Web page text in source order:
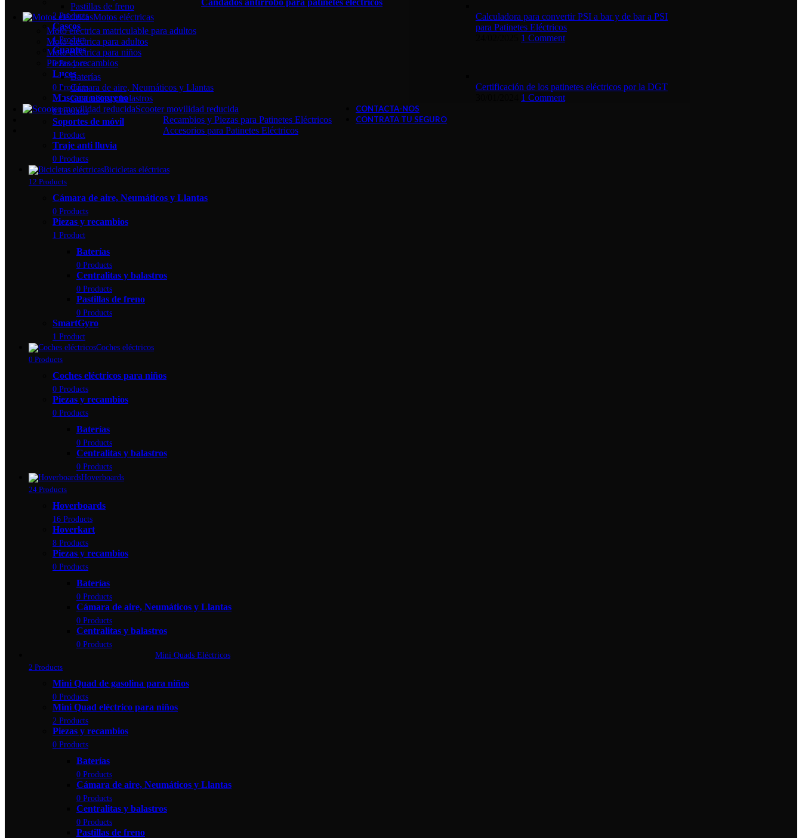
Pastillas de freno
Motos eléctricas
Moto eléctrica matriculable para adultos
Moto eléctrica para adultos
Moto eléctrica para niños
Piezas y recambios
Baterías
Cámara de aire, Neumáticos y Llantas
Centralitas y balastros
Scooter movilidad reducida
Recambios y Piezas para Patinetes Eléctricos
Accesorios para Patinetes Eléctricos
Calculadora para convertir PSI a bar y de bar a PSI
para Patinetes Eléctricos
1 Comment
Certificación de los patinetes eléctricos por la DGT
1 Comment
CONTACTA-NOS
CONTRATA TU SEGURO
2 Products
Cascos
1 Product
Guantes
0 Products
Luces
0 Products
Mascara neopreno
0 Products
Soportes de móvil
1 Product
Traje anti lluvia
0 Products
Bicicletas eléctricas
12 Products
Cámara de aire, Neumáticos y Llantas
0 Products
Piezas y recambios
1 Product
Baterías
0 Products
Centralitas y balastros
0 Products
Pastillas de freno
0 Products
SmartGyro
1 Product
Coches eléctricos
0 Products
Coches eléctricos para niños
0 Products
Piezas y recambios
0 Products
Baterías
0 Products
Centralitas y balastros
0 Products
Hoverboards
24 Products
Hoverboards
16 Products
Hoverkart
8 Products
Piezas y recambios
0 Products
Baterías
0 Products
Cámara de aire, Neumáticos y Llantas
0 Products
Centralitas y balastros
0 Products
Mini Quads Eléctricos
2 Products
Mini Quad de gasolina para niños
0 Products
Mini Quad eléctrico para niños
2 Products
Piezas y recambios
0 Products
Baterías
0 Products
Cámara de aire, Neumáticos y Llantas
0 Products
Centralitas y balastros
0 Products
Pastillas de freno